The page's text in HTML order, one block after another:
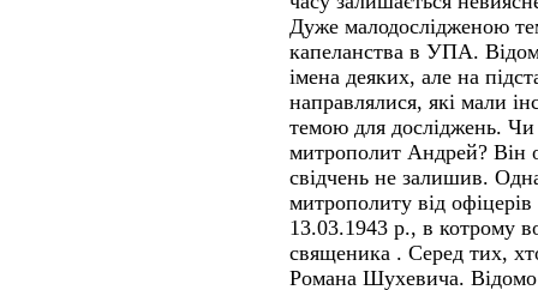
Дуже малодослідженою
капеланства в УПА.
імена деяких, але на
направлялися, які мали
темою для досліджень.
митрополит Андрей? Він
свідчень не залишив.
митрополиту від
13.03.1943 р., в котрому
священика . Серед тих,
Романа Шухевича.